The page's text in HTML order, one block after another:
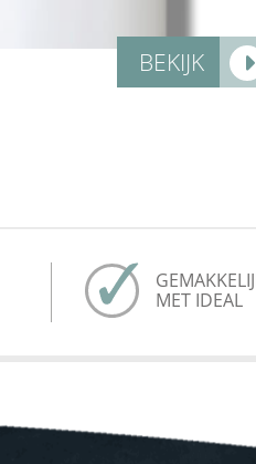
BEKIJK
MET IDEAL